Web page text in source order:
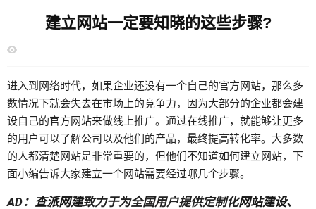
建立网站一定要知晓的这些步骤?
进入到网络时代，如果企业还没有一个自己的官方网站，那么多
数情况下就会失去在市场上的竞争力，因为大部分的企业都会建
设自己的官方网站来做线上推广。通过在线推广，就能够让更多
的用户可以了解公司以及他们的产品，最终提高转化率。大多数
的人都清楚网站是非常重要的，但他们不知道如何建立网站，下
面小编告诉大家建立一个网站需要经过哪几个步骤。
AD： 查派网建致力于为全国用户提供定制化网站建设、